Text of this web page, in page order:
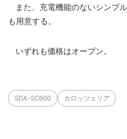
また、充電機能のないシンプ
も用意する。
いずれも価格はオープン。
SDA-SC600 カロッツェリア